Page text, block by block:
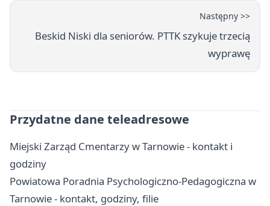
Następny >>
Beskid Niski dla seniorów. PTTK szykuje trzecią
wyprawę
Przydatne dane teleadresowe
Miejski Zarząd Cmentarzy w Tarnowie - kontakt i
godziny
Powiatowa Poradnia Psychologiczno-Pedagogiczna w
Tarnowie - kontakt, godziny, filie